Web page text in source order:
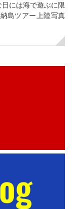
には海で遊ぶに限
島ツアー上陸写真